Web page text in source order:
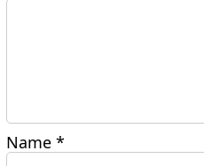
Name*